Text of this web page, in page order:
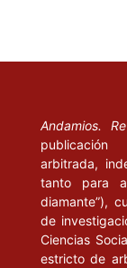
Andamios.
publicación
arbitrada,
tanto para
diamante”),
de
Ciencias
estricto de